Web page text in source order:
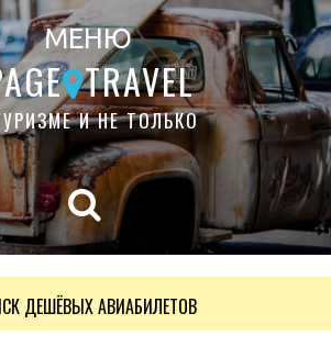
МЕНЮ
TRAVEL
И НЕ ТОЛЬКО
ДЕШЁВЫХ АВИАБИЛЕТОВ